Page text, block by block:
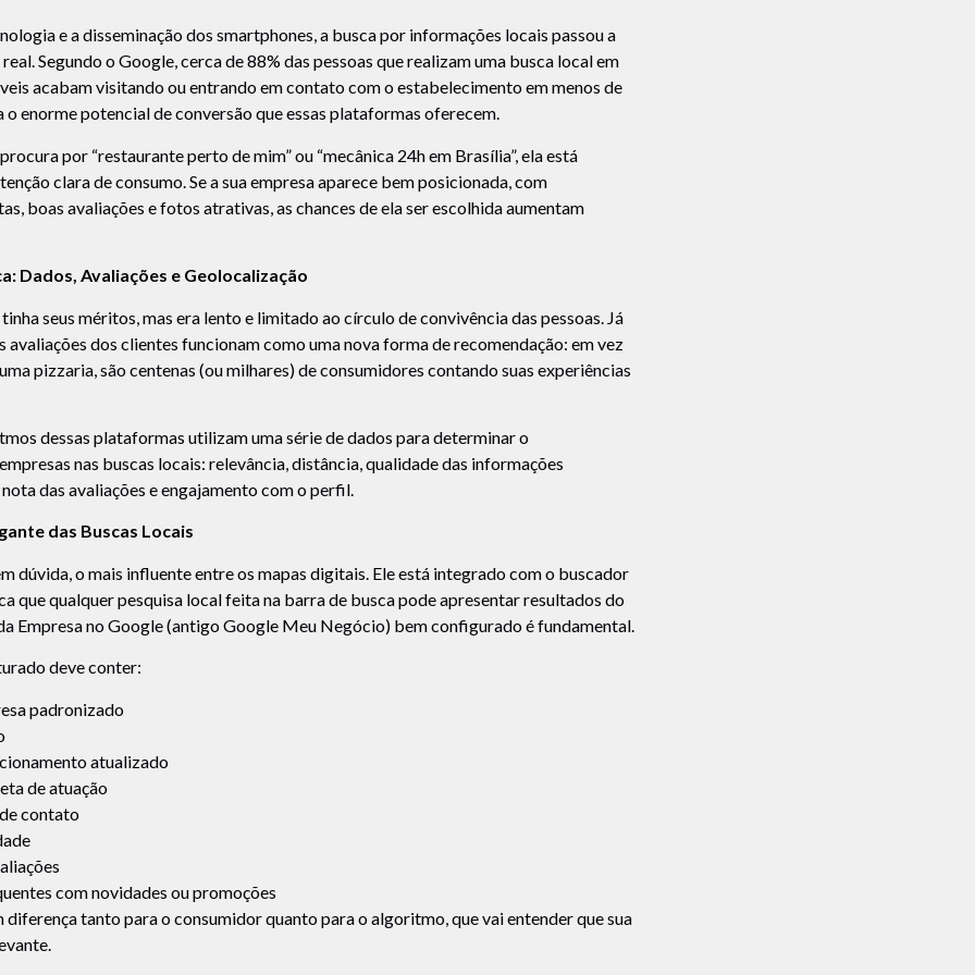
e a disseminação dos smartphones, a busca por informações locais passou a
Segundo o Google, cerca de 88% das pessoas que realizam uma busca local em
acabam visitando ou entrando em contato com o estabelecimento em menos de
o enorme potencial de conversão que essas plataformas oferecem.
por “restaurante perto de mim” ou “mecânica 24h em Brasília”, ela está
clara de consumo. Se a sua empresa aparece bem posicionada, com
boas avaliações e fotos atrativas, as chances de ela ser escolhida aumentam
Dados, Avaliações e Geolocalização
seus méritos, mas era lento e limitado ao círculo de convivência das pessoas. Já
avaliações dos clientes funcionam como uma nova forma de recomendação: em vez
pizzaria, são centenas (ou milhares) de consumidores contando suas experiências
dessas plataformas utilizam uma série de dados para determinar o
nas buscas locais: relevância, distância, qualidade das informações
das avaliações e engajamento com o perfil.
das Buscas Locais
dúvida, o mais influente entre os mapas digitais. Ele está integrado com o buscador
que qualquer pesquisa local feita na barra de busca pode apresentar resultados do
Empresa no Google (antigo Google Meu Negócio) bem configurado é fundamental.
deve conter:
padronizado
atualizado
de atuação
contato
com novidades ou promoções
diferença tanto para o consumidor quanto para o algoritmo, que vai entender que sua